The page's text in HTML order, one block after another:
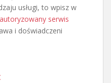
usługi, to wpisz w
autoryzowany serwis
i doświadczeni